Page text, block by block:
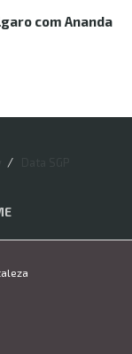
com Ananda